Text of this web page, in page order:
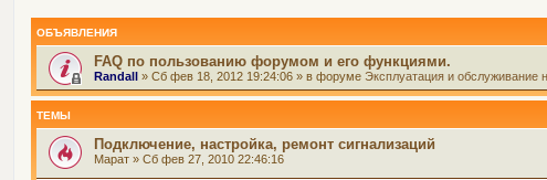
ОБЪЯВЛЕНИЯ
FAQ по пользованию форумом и его функциями.
Randall » Сб фев 18, 2012 19:24:06 » в форуме Эксплуатация и обслуживание
ТЕМЫ
Подключение, настройка, ремонт сигнализаций
Марат » Сб фев 27, 2010 22:46:16